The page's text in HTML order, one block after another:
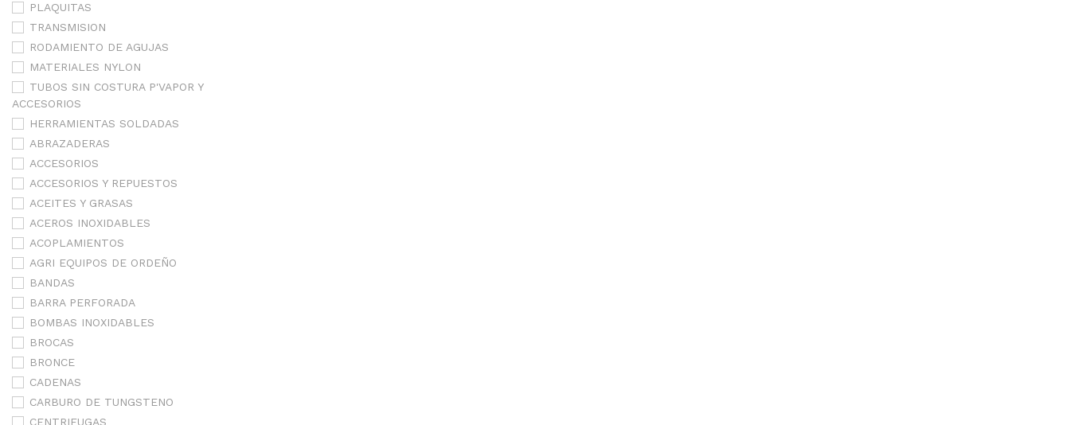
PLAQUITAS
TRANSMISION
RODAMIENTO DE AGUJAS
MATERIALES NYLON
TUBOS SIN COSTURA P'VAPOR Y
ACCESORIOS
HERRAMIENTAS SOLDADAS
ABRAZADERAS
ACCESORIOS
ACCESORIOS Y REPUESTOS
ACEITES Y GRASAS
ACEROS INOXIDABLES
ACOPLAMIENTOS
AGRI EQUIPOS DE ORDEÑO
BANDAS
BARRA PERFORADA
BOMBAS INOXIDABLES
BROCAS
BRONCE
CADENAS
CARBURO DE TUNGSTENO
CENTRIFUGAS